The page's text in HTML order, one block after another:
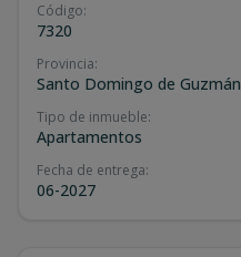
Código:
7320
Provincia:
Santo Domingo de Guzmán
Tipo de inmueble:
Apartamentos
Fecha de entrega:
06-2027